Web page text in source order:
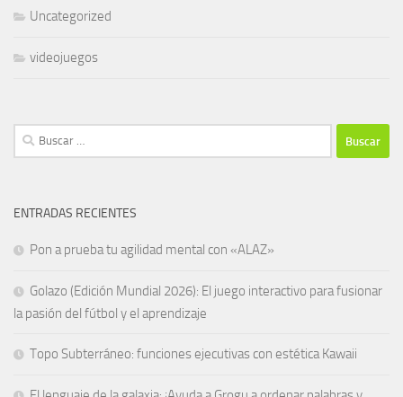
Uncategorized
videojuegos
Buscar:
ENTRADAS RECIENTES
Pon a prueba tu agilidad mental con «ALAZ»
Golazo (Edición Mundial 2026): El juego interactivo para fusionar
la pasión del fútbol y el aprendizaje
Topo Subterráneo: funciones ejecutivas con estética Kawaii